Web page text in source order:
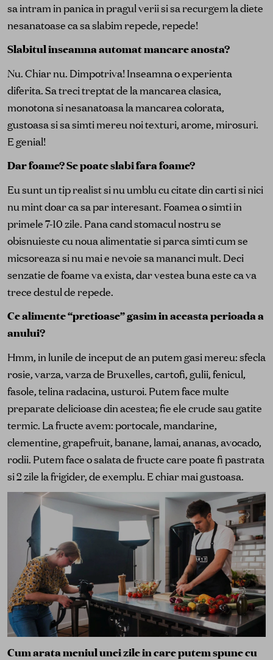
sa intram in panica in pragul verii si sa recurgem la diete
nesanatoase ca sa slabim repede, repede!
Slabitul inseamna automat mancare anosta?
Nu. Chiar nu. Dimpotriva! Inseamna o experienta
diferita. Sa treci treptat de la mancarea clasica,
monotona si nesanatoasa la mancarea colorata,
gustoasa si sa simti mereu noi texturi, arome, mirosuri.
E genial!
Dar foame? Se poate slabi fara foame?
Eu sunt un tip realist si nu umblu cu citate din carti si nici
nu mint doar ca sa par interesant. Foamea o simti in
primele 7-10 zile. Pana cand stomacul nostru se
obisnuieste cu noua alimentatie si parca simti cum se
micsoreaza si nu mai e nevoie sa mananci mult. Deci
senzatie de foame va exista, dar vestea buna este ca va
trece destul de repede.
Ce alimente “pretioase” gasim in aceasta perioada a
anului?
Hmm, in lunile de inceput de an putem gasi mereu: sfecla
rosie, varza, varza de Bruxelles, cartofi, gulii, fenicul,
fasole, telina radacina, usturoi. Putem face multe
preparate delicioase din acestea; fie ele crude sau gatite
termic. La fructe avem: portocale, mandarine,
clementine, grapefruit, banane, lamai, ananas, avocado,
rodii. Putem face o salata de fructe care poate fi pastrata
si 2 zile la frigider, de exemplu. E chiar mai gustoasa.
Cum arata meniul unei zile in care putem spune cu